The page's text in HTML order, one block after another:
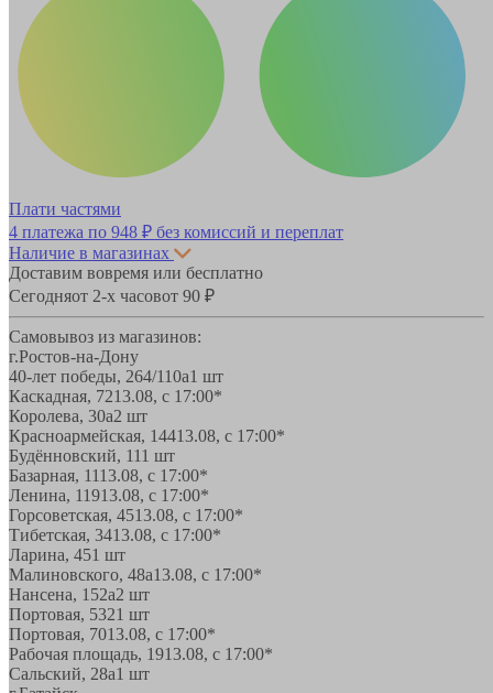
Плати частями
4 платежа по 948 ₽ без комиссий и переплат
Наличие в магазинах
Доставим вовремя или бесплатно
Сегодняот 2-х часовот 90 ₽
Самовывоз из магазинов:
г.Ростов-на-Дону
40-лет победы, 264/110а1 шт
Каскадная, 7213.08, с 17:00*
Королева, 30а2 шт
Красноармейская, 14413.08, с 17:00*
Будённовский, 111 шт
Базарная, 1113.08, с 17:00*
Ленина, 11913.08, с 17:00*
Горсоветская, 4513.08, с 17:00*
Тибетская, 3413.08, с 17:00*
Ларина, 451 шт
Малиновского, 48а13.08, с 17:00*
Нансена, 152а2 шт
Портовая, 5321 шт
Портовая, 7013.08, с 17:00*
Рабочая площадь, 1913.08, с 17:00*
Сальский, 28a1 шт